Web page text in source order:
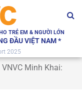
TRẺ EM & NGƯỜI LỚN
ĐẦU VIỆT NAM *
2025
Minh Khai: